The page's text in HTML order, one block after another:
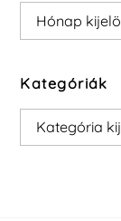
Archívum
Kategóriák
Kategóriák